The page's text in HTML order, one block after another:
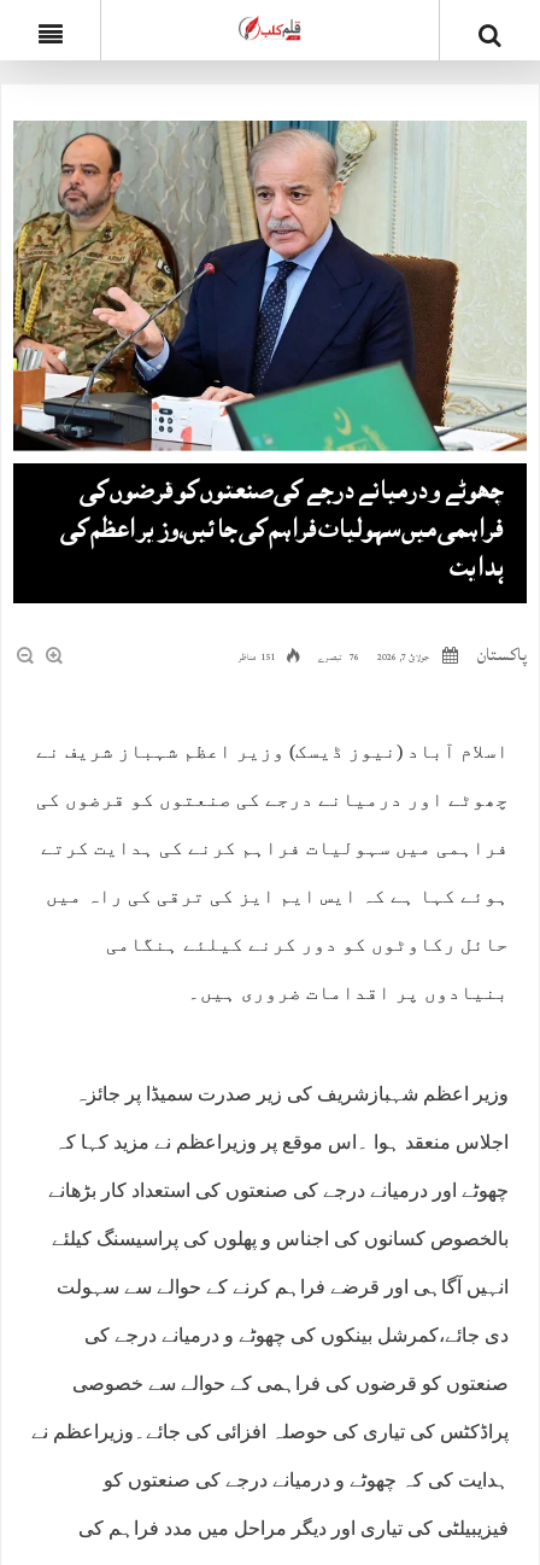
چھوٹے و درمیانے درجے کی صنعتوں کو قرضوں کی
فراہمی میں سہولیات فراہم کی جا ئیں،وزیر اعظم کی
ہدایت
پاکستان جولائ 7, 2026 76 تبصرے 151 مناظر
اسلام آباد (نیوز ڈیسک) وزیر اعظم شہباز شریف نے
چھوٹے اور درمیانے درجے کی صنعتوں کو قرضوں کی
فراہمی میں سہولیات فراہم کرنے کی ہدایت کرتے
ہوئے کہا ہے کہ ایس ایم ایز کی ترقی کی راہ میں
حائل رکاوٹوں کو دور کرنے کیلئے ہنگامی
بنیادوں پر اقدامات ضروری ہیں۔
وزیر اعظم شہبازشریف کی زیر صدرت سمیڈا پر جائزہ
اجلاس منعقد ہوا ۔اس موقع پر وزیراعظم نے مزید کہا کہ
چھوٹے اور درمیانے درجے کی صنعتوں کی استعداد کار بڑھانے
بالخصوص کسانوں کی اجناس و پھلوں کی پراسیسنگ کیلئے
انہیں آگاہی اور قرضے فراہم کرنے کے حوالے سے سہولت
دی جائے،کمرشل بینکوں کی چھوٹے و درمیانے درجے کی
صنعتوں کو قرضوں کی فراہمی کے حوالے سے خصوصی
پراڈکٹس کی تیاری کی حوصلہ افزائی کی جائے۔وزیراعظم نے
ہدایت کی کہ چھوٹے و درمیانے درجے کی صنعتوں کو
فیزیبیلٹی کی تیاری اور دیگر مراحل میں مدد فراہم کی